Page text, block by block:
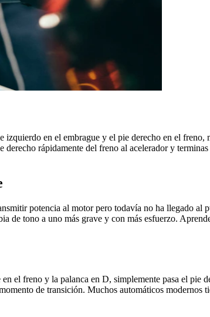
en el embrague y el pie derecho en el
rápidamente del freno al acelerador y
potencia al motor pero todavía no ha llegado al
de tono a uno más grave y con más esfuerzo.
el freno y la palanca en D, simplemente pasa el pie
de transición. Muchos automáticos modernos